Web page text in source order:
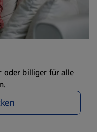
oder billiger für alle